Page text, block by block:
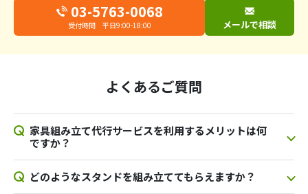
03-5763-0068
受付時間 平日9:00-18:00 メールで相談
よくあるご質問
家具組み立て代行サービスを利用するメリットは何
ですか？
どのようなスタンドを組み立ててもらえますか？